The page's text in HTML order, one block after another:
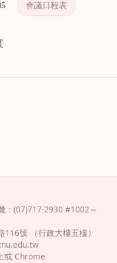
會議日程表
：(07)717-2930 #1002～
號 （行政大樓五樓）
或 Chrome